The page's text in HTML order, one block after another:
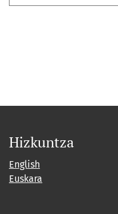
Hizkuntza
English
Euskara